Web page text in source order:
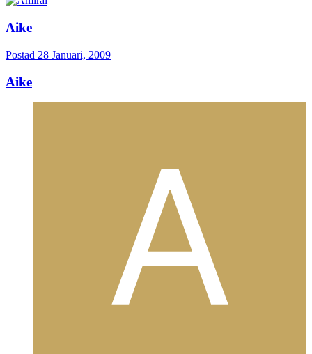
Aike
Postad 28 Januari, 2009
Aike